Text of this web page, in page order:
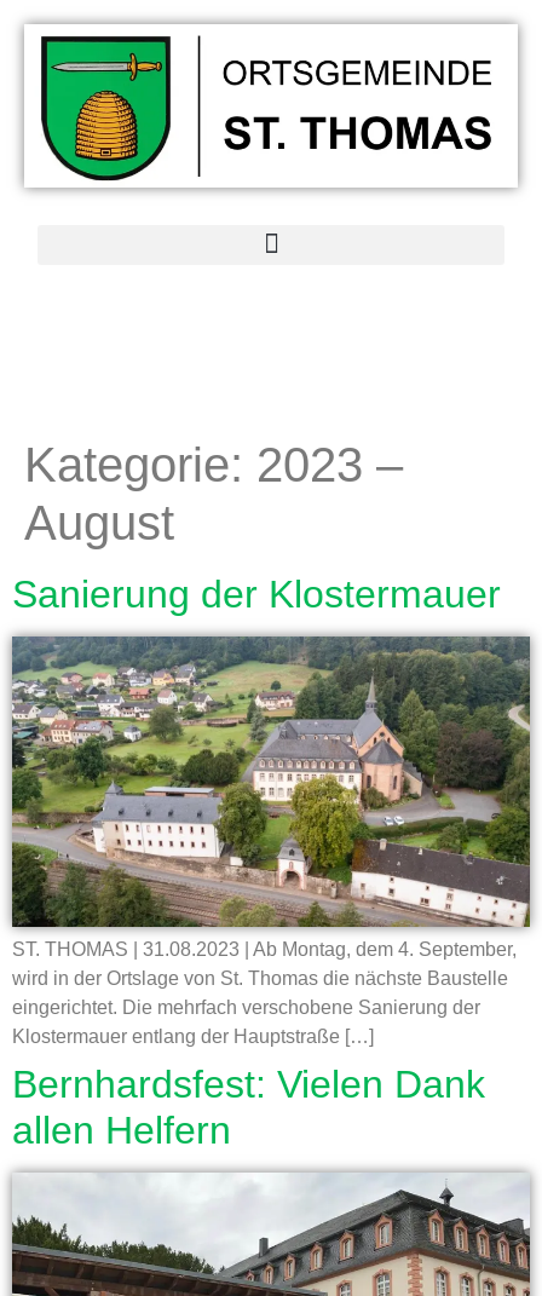
Kategorie: 2023 –
August
Sanierung der Klostermauer
ST. THOMAS | 31.08.2023 | Ab Montag, dem 4. September,
wird in der Ortslage von St. Thomas die nächste Baustelle
eingerichtet. Die mehrfach verschobene Sanierung der
Klostermauer entlang der Hauptstraße […]
Bernhardsfest: Vielen Dank
allen Helfern